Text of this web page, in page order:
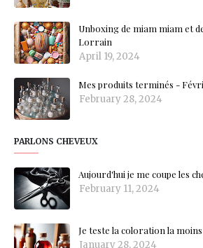
Unboxing de miam miam et
Lorrain
April 19, 2024
Mes produits terminés -
February 28, 2024
PARLONS CHEVEUX
Aujourd'hui je me coupe les
February 11, 2024
Je teste la coloration la
January 28, 2024